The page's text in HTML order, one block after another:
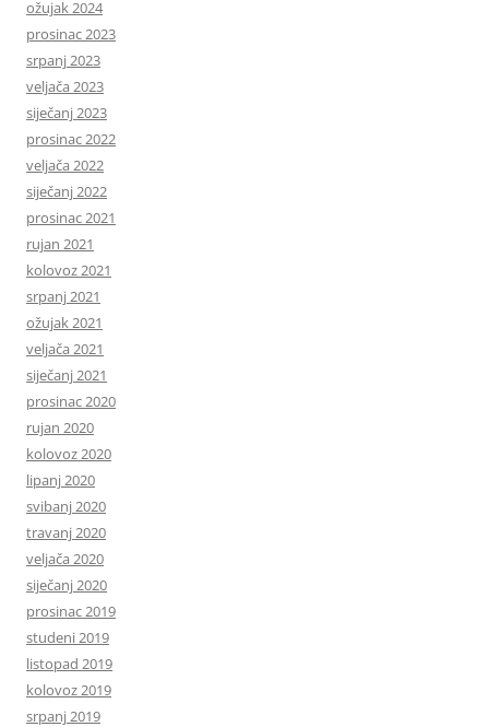
ožujak 2024
prosinac 2023
srpanj 2023
veljača 2023
siječanj 2023
prosinac 2022
veljača 2022
siječanj 2022
prosinac 2021
rujan 2021
kolovoz 2021
srpanj 2021
ožujak 2021
veljača 2021
siječanj 2021
prosinac 2020
rujan 2020
kolovoz 2020
lipanj 2020
svibanj 2020
travanj 2020
veljača 2020
siječanj 2020
prosinac 2019
studeni 2019
listopad 2019
kolovoz 2019
srpanj 2019